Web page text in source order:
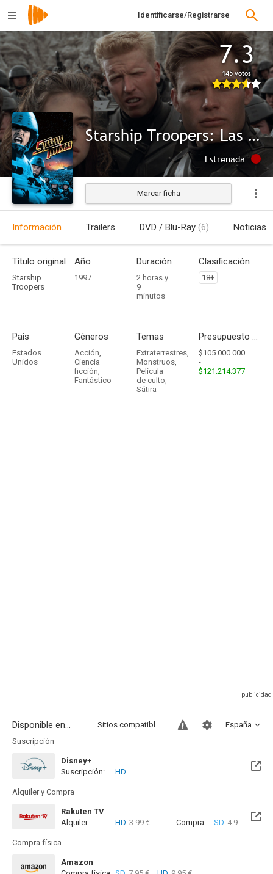
Identificarse/Registrarse
7.3
145 votos
Starship Troopers: Las brigadas del espacio
Estrenada
Marcar ficha
Información Trailers DVD / Blu-Ray (6) Noticias
Título original
Starship
Troopers
Año
1997
Duración
2 horas y
9
minutos
Clasificación por edades
18+
País
Estados
Unidos
Géneros
Acción,
Ciencia
ficción,
Fantástico
Temas
Extraterrestres,
Monstruos,
Película
de culto,
Sátira
Presupuesto - Ingresos
$105.000.000
-
$121.214.377
Disponible en... España
Sitios compatibles
Suscripción
Disney+
Suscripción:
HD
Alquiler y Compra
Rakuten TV
Alquiler:
HD 3.99 € Compra: SD 4.99 € HD
Compra física
Amazon